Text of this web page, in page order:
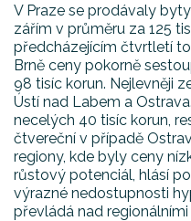
V Praze se prodávaly
zářím v průměru za 125
předcházejícím čtvrtletí
Brně ceny pokorně
98 tisíc korun. Nejlevněji
Ústí nad Labem a
necelých 40 tisíc korun,
čtvereční v případě
regiony, kde byly ceny
růstový potenciál, hlásí
výrazné nedostupnosti
převládá nad regionálními